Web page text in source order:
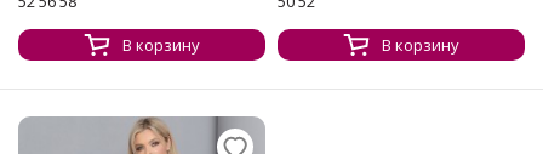
В корзину
В корзину